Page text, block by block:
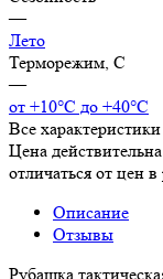
—
Лето
Терморежим, C
—
от +10°С до +40°С
Все характеристики
Цена
отличаться от цен
Описание
Отзывы
Рубашка